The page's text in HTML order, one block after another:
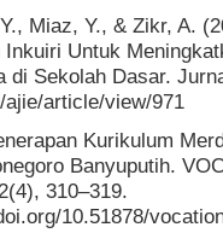
Miaz, Y., & Zikr, A.
Untuk
di Sekolah Dasar.
article/view/971
Kurikulum
Banyuputih.
310–319.
10.51878/